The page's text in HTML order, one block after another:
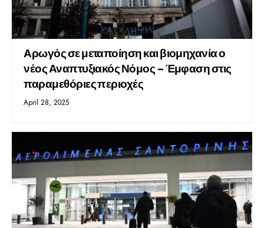
Αρωγός σε μεταποίηση και βιομηχανία ο
νέος Αναπτυξιακός Νόμος – Έμφαση στις
παραμεθόριες περιοχές
April 28, 2025